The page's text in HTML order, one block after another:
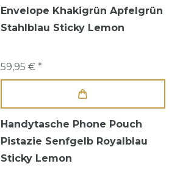
Envelope Khakigrün Apfelgrün
Stahlblau Sticky Lemon
59,95 € *
Handytasche Phone Pouch
Pistazie Senfgelb Royalblau
Sticky Lemon